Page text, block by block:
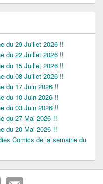
du 29 Juillet 2026 !!
du 22 Juillet 2026 !!
du 15 Juillet 2026 !!
du 08 Juillet 2026 !!
du 17 Juin 2026 !!
du 10 Juin 2026 !!
du 03 Juin 2026 !!
du 27 Mai 2026 !!
du 20 Mai 2026 !!
Comics de la semaine du